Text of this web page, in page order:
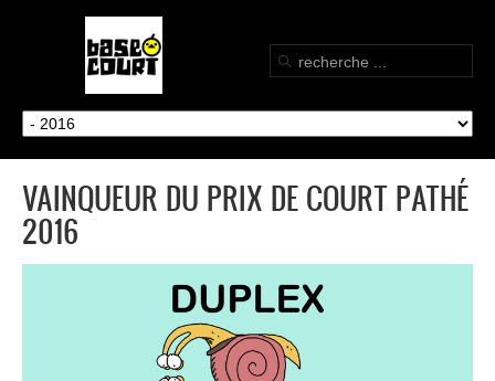
VAINQUEUR DU PRIX DE COURT PATHÉ
2016